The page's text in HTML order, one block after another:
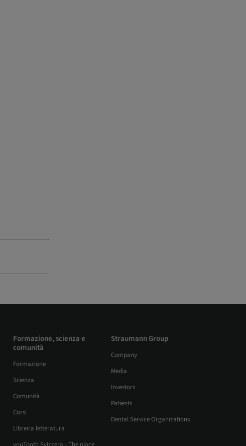
Formazione, scienza e
comunità
Formazione
Scienza
Comunità
Corsi
Libreria letteratura
Straumann Group
Company
Media
Investors
Patients
Dental Service Organizations